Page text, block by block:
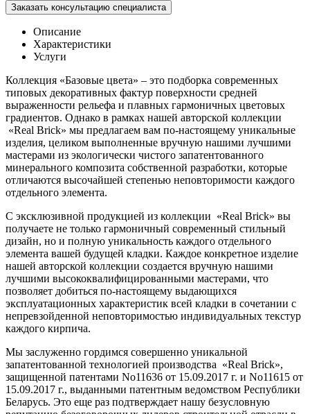
Заказать консультацию специалиста
Описание
Характеристики
Услуги
Коллекция «Базовые цвета» – это подборка современных
типовых декоративных фактур поверхности средней
выраженности рельефа и плавных гармоничных цветовых
градиентов. Однако в рамках нашей авторской коллекции
«Real Brick» мы предлагаем вам по-настоящему уникальные
изделия, целиком выполненные вручную нашими лучшими
мастерами из экологически чистого запатентованного
минерального композита собственной разработки, которые
отличаются высочайшей степенью неповторимости каждого
отдельного элемента.
С эксклюзивной продукцией из коллекции «Real Brick» вы
получаете не только гармоничный современный стильный
дизайн, но и полную уникальность каждого отдельного
элемента вашей будущей кладки. Каждое конкретное изделие
нашей авторской коллекции создается вручную нашими
лучшими высококвалифицированными мастерами, что
позволяет добиться по-настоящему выдающихся
эксплуатационных характеристик всей кладки в сочетании с
непревзойденной неповторимостью индивидуальных текстур
каждого кирпича.
Мы заслуженно гордимся совершенно уникальной
запатентованной технологией производства «Real Brick»,
защищенной патентами No11636 от 15.09.2017 г. и No11615 от
15.09.2017 г., выданными патентным ведомством Республики
Беларусь. Это еще раз подтверждает нашу безусловную